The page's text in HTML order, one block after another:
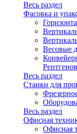
Весь раздел
Фасовка и
Весовые
Весь раздел
Станки для
Весь раздел
Офисная
Офисная